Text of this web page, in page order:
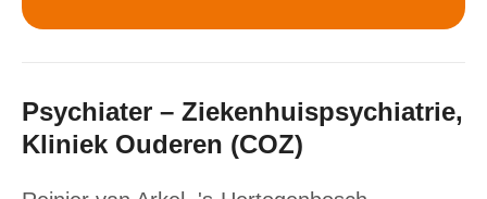
Psychiater – Ziekenhuispsychiatrie,
Kliniek Ouderen (COZ)